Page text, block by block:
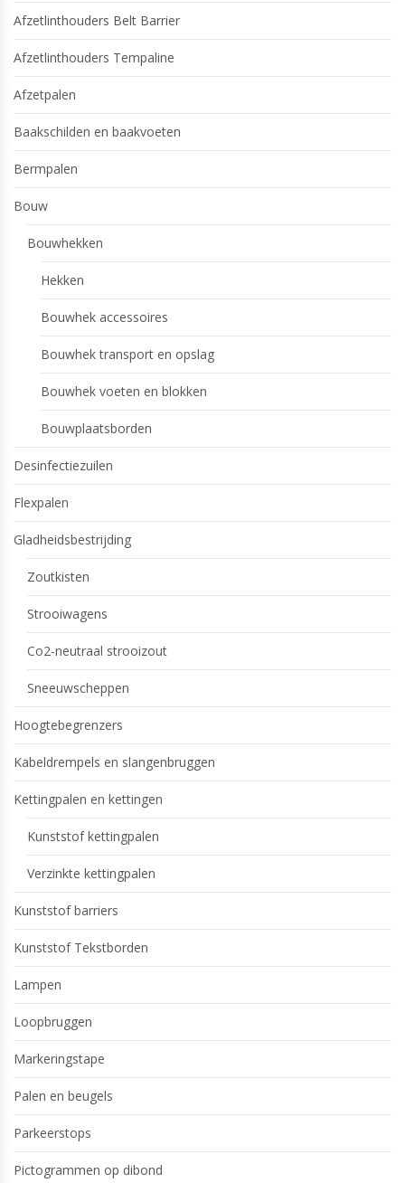
Afzetlinthouders Belt Barrier
Afzetlinthouders Tempaline
Afzetpalen
Baakschilden en baakvoeten
Bermpalen
Bouw
Bouwhekken
Hekken
Bouwhek accessoires
Bouwhek transport en opslag
Bouwhek voeten en blokken
Bouwplaatsborden
Desinfectiezuilen
Flexpalen
Gladheidsbestrijding
Zoutkisten
Strooiwagens
Co2-neutraal strooizout
Sneeuwscheppen
Hoogtebegrenzers
Kabeldrempels en slangenbruggen
Kettingpalen en kettingen
Kunststof kettingpalen
Verzinkte kettingpalen
Kunststof barriers
Kunststof Tekstborden
Lampen
Loopbruggen
Markeringstape
Palen en beugels
Parkeerstops
Pictogrammen op dibond